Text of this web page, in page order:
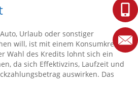
Urlaub oder sonstiger
will, ist mit einem Konsumkredit
Wahl des Kredits lohnt sich ein
da sich Effektivzins, Laufzeit und
auswirken. Das